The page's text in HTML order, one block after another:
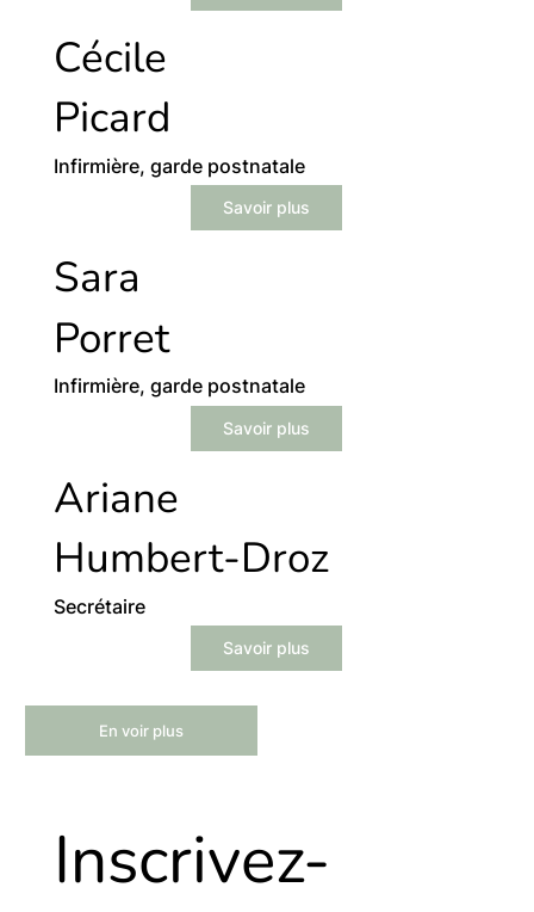
Cécile
Picard
Infirmière, garde postnatale
Savoir plus
Sara
Porret
Infirmière, garde postnatale
Savoir plus
Ariane
Humbert-Droz
Secrétaire
Savoir plus
En voir plus
Inscrivez-